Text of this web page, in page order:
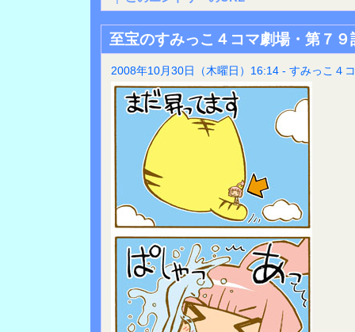
至宝のすみっこ４コマ劇場・第７
2008年10月30日（木曜日）16:14 - すみっこ４